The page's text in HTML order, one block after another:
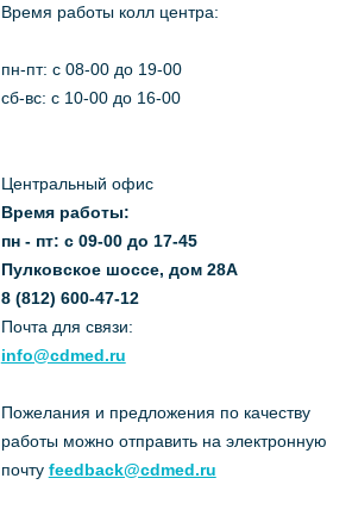
Время работы колл центра:
пн-пт: c 08-00 до 19-00
сб-вс: с 10-00 до 16-00
Центральный офис
Время работы:
пн - пт: с 09-00 до 17-45
Пулковское шоссе, дом 28А
8 (812) 600-47-12
Почта для связи:
info@cdmed.ru
Пожелания и предложения по качеству
работы можно отправить на электронную
почту feedback@cdmed.ru